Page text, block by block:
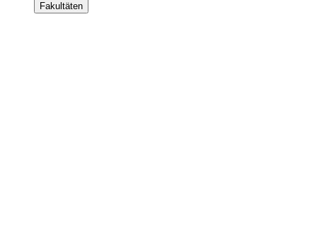
Fakultäten